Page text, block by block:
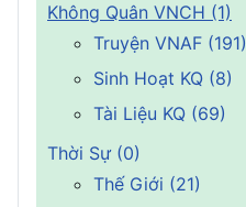
Không Quân VNCH (1)
Truyện VNAF (191)
Sinh Hoạt KQ (8)
Tài Liệu KQ (69)
Thời Sự (0)
Thế Giới (21)